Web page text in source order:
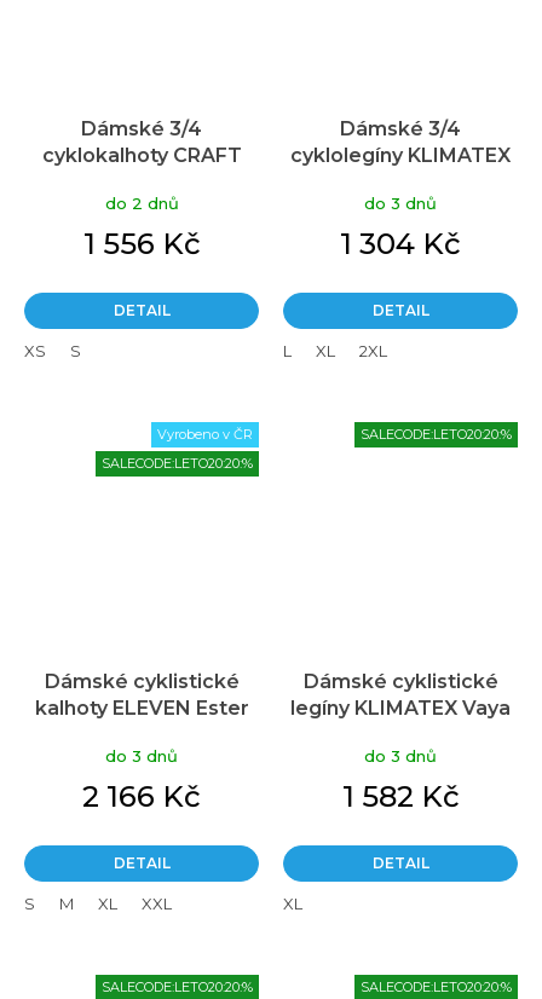
Dámské 3/4
cyklokalhoty CRAFT
černé
do 2 dnů
1 556 Kč
DETAIL
XS S
Dámské 3/4
cyklolegíny KLIMATEX
do 3 dnů
1 304 Kč
DETAIL
L XL 2XL
Vyrobeno v ČR
SALECODE:LETO20:20:%
Dámské cyklistické
kalhoty ELEVEN Ester
do 3 dnů
2 166 Kč
DETAIL
S M XL XXL
SALECODE:LETO20:20:%
Dámské cyklistické
legíny KLIMATEX Vaya
do 3 dnů
1 582 Kč
DETAIL
XL
SALECODE:LETO20:20:% SALECODE:LETO20:20:%